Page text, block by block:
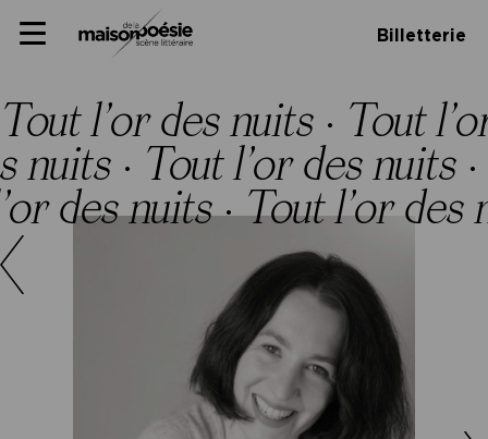
Panneau de gestion des cookies
to
littéraire
Primary
Billetterie
Tout l’or des nuits · Tout
nuits · Tout l’or des nuits ·
des nuits·Tout l’or des